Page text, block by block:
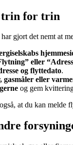
trin for trin
gjort det nemt at
eller
og flyttedato.
eller
og gem
at du kan melde